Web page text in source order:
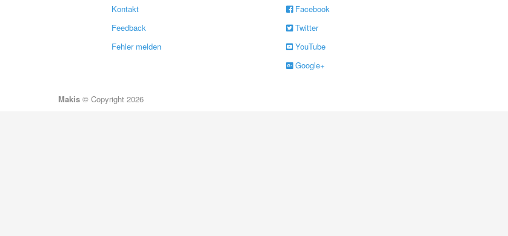
Kontakt
Feedback
Fehler melden
Facebook
Twitter
YouTube
Google+
Makis© Copyright 2026